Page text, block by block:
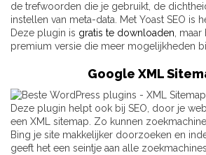
de trefwoorden die je gebruikt, de
instellen van meta-data. Met Yoast SEO is
Deze plugin is gratis te downloaden, maar
premium versie die meer mogelijkheden
Google XML
Deze plugin helpt ook bij SEO, door je
een XML sitemap. Zo kunnen
Bing je site makkelijker doorzoeken en
geeft het een seintje aan alle